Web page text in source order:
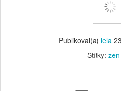
Publikoval(a) lela
Štítky: